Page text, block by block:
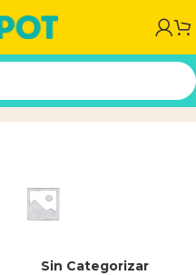
Sin Categorizar